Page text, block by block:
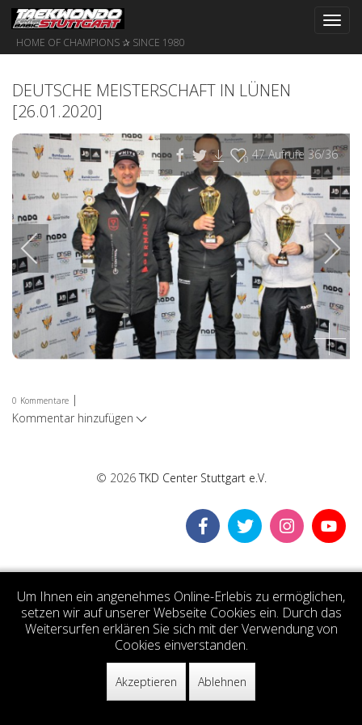
HOME OF CHAMPIONS ✰ SINCE 1980
DEUTSCHE MEISTERSCHAFT IN LÜNEN
[26.01.2020]
0 47Aufrufe 36/36
0 Kommentare |
Kommentar hinzufügen
© 2026TKD Center Stuttgart e.V.
Um Ihnen ein angenehmes Online-Erlebis zu ermöglichen,
setzen wir auf unserer Webseite Cookies ein. Durch das
Weitersurfen erklären Sie sich mit der Verwendung von
Cookies einverstanden.
Akzeptieren Ablehnen